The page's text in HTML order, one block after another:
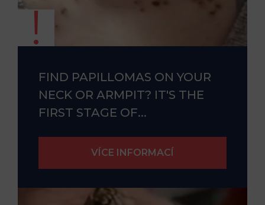
FIND PAPILLOMAS ON YOUR
NECK OR ARMPIT? IT'S THE
FIRST STAGE OF...